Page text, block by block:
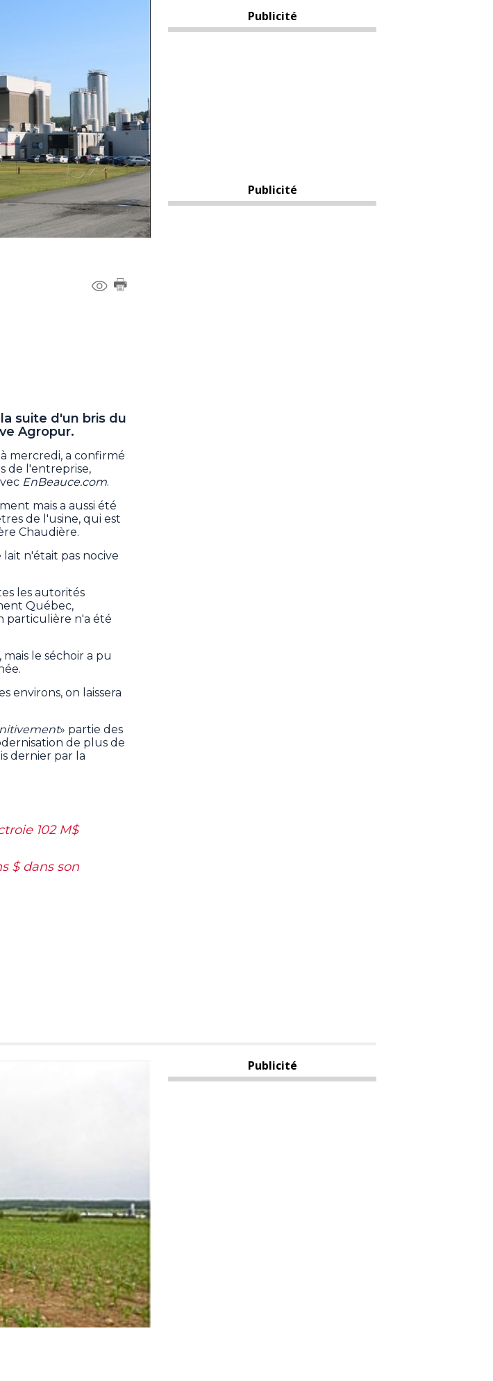
suite d'un bris du
Agropur.
mercredi, a confirmé
de l'entreprise,
EnBeauce.com.
mais a aussi été
de l'usine, qui est
Chaudière.
n'était pas nocive
les autorités
Québec,
particulière n'a été
le séchoir a pu
environs, on laissera
» partie des
de plus de
dernier par la
102 M$
$ dans son
Publicité
Publicité
Publicité